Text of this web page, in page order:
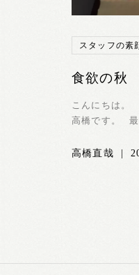
スタッフの素
食欲の秋
こんにちは。
高橋です。 最
高橋直哉 |